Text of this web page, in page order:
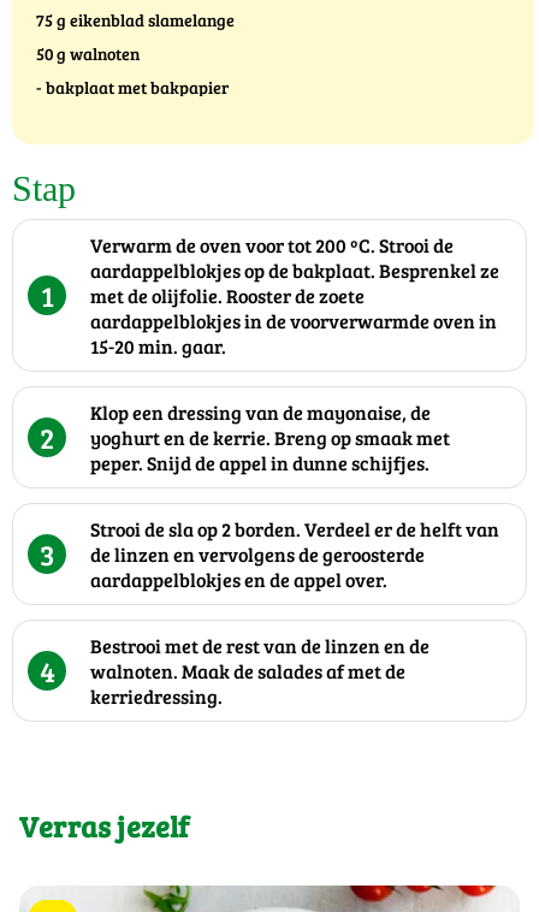
75 g eikenblad slamelange
50 g walnoten
- bakplaat met bakpapier
Stap
1
Verwarm de oven voor tot 200 ºC. Strooi de
aardappelblokjes op de bakplaat. Besprenkel ze
met de olijfolie. Rooster de zoete
aardappelblokjes in de voorverwarmde oven in
15-20 min. gaar.
2
Klop een dressing van de mayonaise, de
yoghurt en de kerrie. Breng op smaak met
peper. Snijd de appel in dunne schijfjes.
3
Strooi de sla op 2 borden. Verdeel er de helft van
de linzen en vervolgens de geroosterde
aardappelblokjes en de appel over.
4
Bestrooi met de rest van de linzen en de
walnoten. Maak de salades af met de
kerriedressing.
Verras jezelf